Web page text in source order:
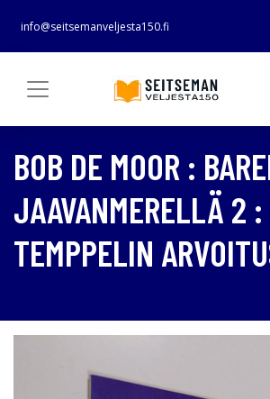
info@seitsemanveljesta150.fi
BOB DE MOOR :
JAAVANMERELLÄ 2 :
TEMPPELIN